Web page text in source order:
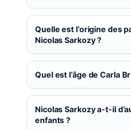
Quelle est l’origine des
Nicolas Sarkozy ?
Quel est l’âge de Carla
Nicolas Sarkozy a-t-il
enfants ?